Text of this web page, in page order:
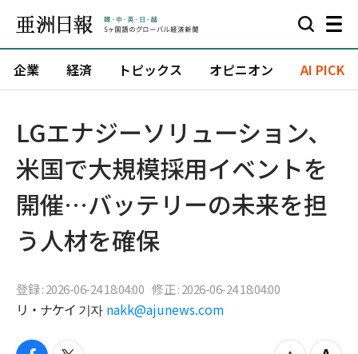
企業 経済 トピックス オピニオン AI PICK
LGエナジーソリューション、
米国で大規模採用イベントを
開催…バッテリーの未来を担
う人材を確保
登録 : 2026-06-24 18:04:00 修正 : 2026-06-24 18:04:00
リ・ナケイ 기자 nakk@ajunews.com